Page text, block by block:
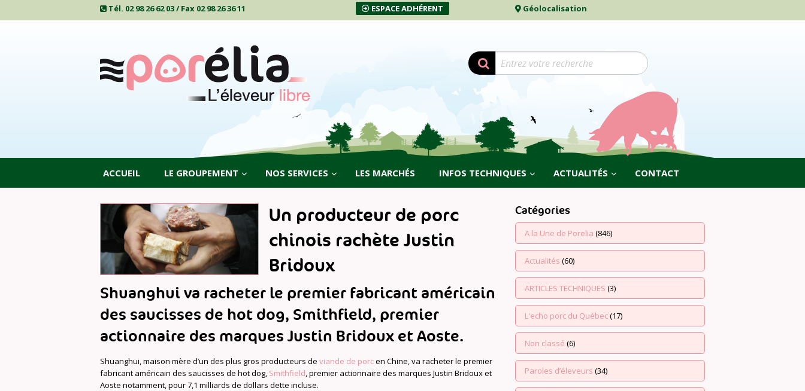
Tél. 02 98 26 62 03 / Fax 02 98 26 36 11 ESPACE ADHÉRENT Géolocalisation
ACCUEIL LE GROUPEMENT NOS SERVICES LES MARCHÉS INFOS TECHNIQUES ACTUALITÉS CONTACT
Un producteur de porc
chinois rachète Justin
Bridoux
Shuanghui va racheter le premier fabricant américain
des saucisses de hot dog, Smithfield, premier
actionnaire des marques Justin Bridoux et Aoste.
Shuanghui, maison mère d’un des plus gros producteurs de viande de porcen Chine, va racheter le premier
fabricant américain des saucisses de hot dog, Smithfield, premier actionnaire des marques Justin Bridoux et
Aoste notamment, pour 7,1 milliards de dollars dette incluse.
Catégories
A la Une de Porelia (846)
Actualités (60)
ARTICLES TECHNIQUES (3)
L'echo porc du Québec(17)
Non classé (6)
Paroles d’éleveurs (34)